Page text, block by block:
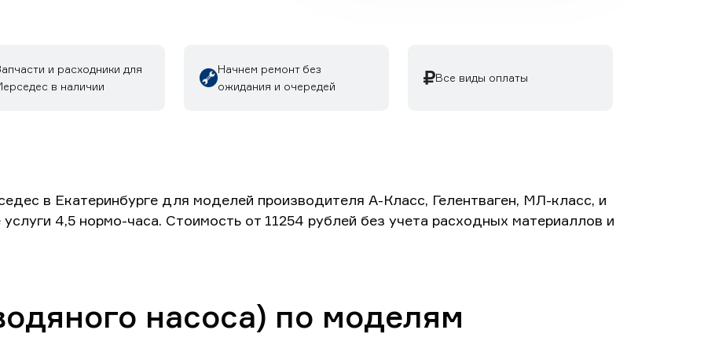
и расходники для
в наличии
Начнем ремонт без
ожидания и очередей
Все виды оплаты
в Екатеринбурге для моделей производителя А-Класс, Гелентваген, МЛ-класс, и
4,5 нормо-часа. Стоимость от 11254 рублей без учета расходных материаллов и
насоса) по моделям